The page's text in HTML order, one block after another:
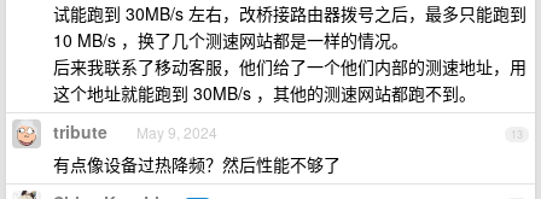
试能跑到 30MB/s 左右，改桥接路由器拨号之后，最多只能跑到
10 MB/s ，换了几个测速网站都是一样的情况。
后来我联系了移动客服，他们给了一个他们内部的测速地址，用
这个地址就能跑到 30MB/s ，其他的测速网站都跑不到。
13
tribute May 9, 2024
有点像设备过热降频？然后性能不够了